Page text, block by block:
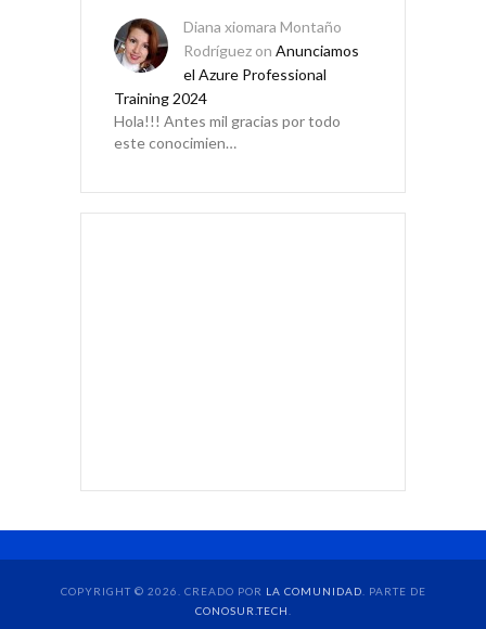
Diana xiomara Montaño
Rodríguez on Anunciamos
el Azure Professional
Training 2024
Hola!!! Antes mil gracias por todo
este conocimien…
COPYRIGHT © 2026. CREADO POR LA COMUNIDAD . PARTE DE
CONOSUR.TECH